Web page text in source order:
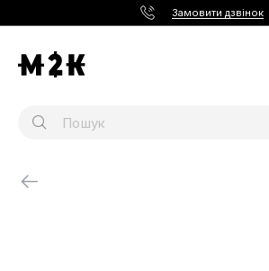
Замовити дзвінок